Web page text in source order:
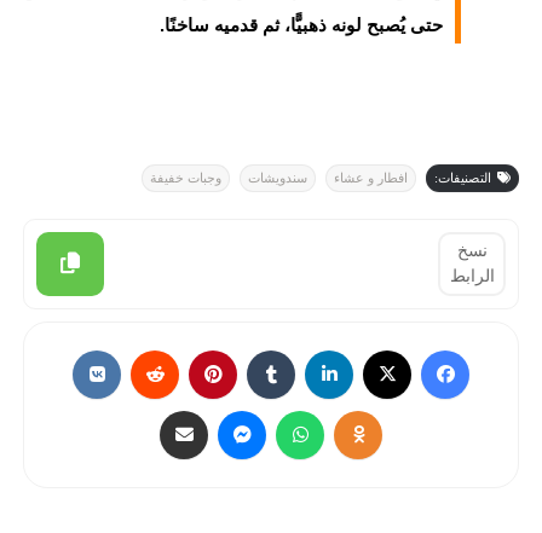
حتى يُصبح لونه ذهبيًّا، ثم قدميه ساخنًا.
التصنيفات: افطار و عشاء سندويشات وجبات خفيفة
نسخ
الرابط